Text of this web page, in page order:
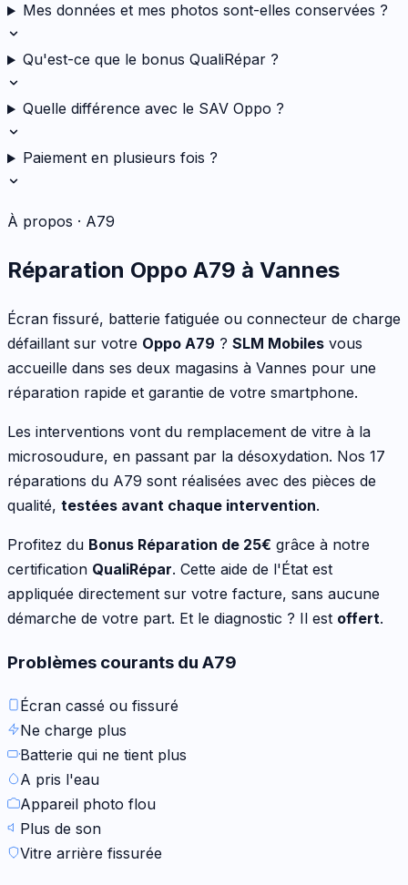
Mes données et mes photos sont-elles conservées ?
Qu'est-ce que le bonus QualiRépar ?
Quelle différence avec le SAV Oppo ?
Paiement en plusieurs fois ?
À propos · A79
Réparation Oppo A79 à Vannes
Écran fissuré, batterie fatiguée ou connecteur de charge
défaillant sur votre Oppo A79 ? SLM Mobiles vous
accueille dans ses deux magasins à Vannes pour une
réparation rapide et garantie de votre smartphone.
Les interventions vont du remplacement de vitre à la
microsoudure, en passant par la désoxydation. Nos 17
réparations du A79 sont réalisées avec des pièces de
qualité, testées avant chaque intervention.
Profitez du Bonus Réparation de 25€ grâce à notre
certification QualiRépar. Cette aide de l'État est
appliquée directement sur votre facture, sans aucune
démarche de votre part. Et le diagnostic ? Il est offert.
Problèmes courants du A79
Écran cassé ou fissuré
Ne charge plus
Batterie qui ne tient plus
A pris l'eau
Appareil photo flou
Plus de son
Vitre arrière fissurée